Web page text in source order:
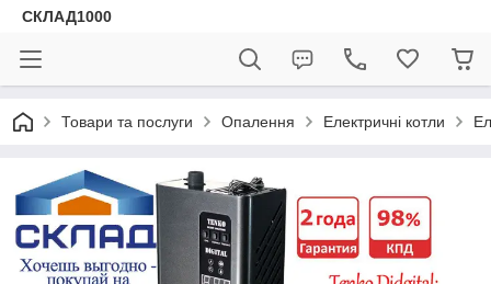
СКЛАД1000
Товари та послуги Опалення Електричні котли